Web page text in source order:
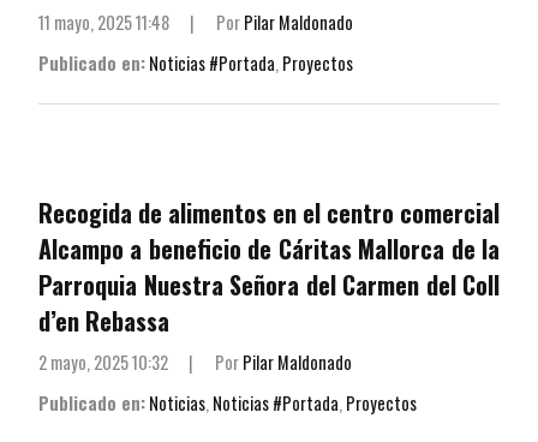
11 mayo, 2025 11:48 | PorPilar Maldonado
Publicado en:Noticias #Portada, Proyectos
Recogida de alimentos en el centro comercial
Alcampo a beneficio de Cáritas Mallorca de la
Parroquia Nuestra Señora del Carmen del Coll
d’en Rebassa
2 mayo, 2025 10:32 | PorPilar Maldonado
Publicado en:Noticias, Noticias #Portada, Proyectos